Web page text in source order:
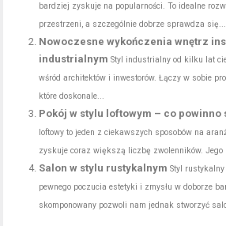
bardziej zyskuje na popularności. To idealne
przestrzeni, a szczególnie dobrze sprawdza się...
Nowoczesne wykończenia wnętrz
industrialnym Styl industrialny od kilku lat
wśród architektów i inwestorów. Łączy w sobie
które doskonale...
Pokój w stylu loftowym – co powinno
loftowy to jeden z ciekawszych sposobów na
zyskuje coraz większą liczbę zwolenników. Jego
Salon w stylu rustykalnym Styl
pewnego poczucia estetyki i zmysłu w doborze
skomponowany pozwoli nam jednak stworzyć